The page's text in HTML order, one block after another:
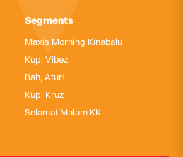
Segments
Maxis Morning Kinabalu
Kupi Vibez
Bah, Atur!
Kupi Kruz
Selamat Malam KK